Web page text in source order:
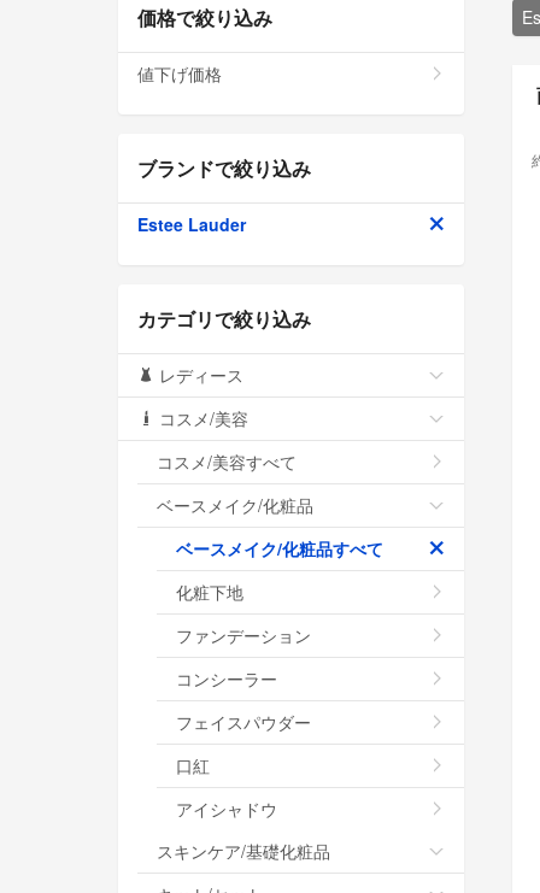
価格で絞り込み
値下げ価格
ブランドで絞り込み
Estee Lauder
カテゴリで絞り込み
レディース
コスメ/美容
コスメ/美容すべて
ベースメイク/化粧品
ベースメイク/化粧品すべて
化粧下地
ファンデーション
コンシーラー
フェイスパウダー
口紅
アイシャドウ
スキンケア/基礎化粧品